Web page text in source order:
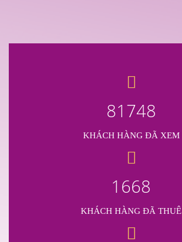
81748
KHÁCH HÀNG ĐÃ XEM
1668
KHÁCH HÀNG ĐÃ THUÊ